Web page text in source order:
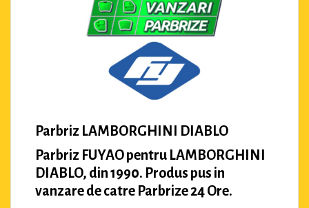
Parbriz LAMBORGHINI DIABLO
Parbriz FUYAO pentru LAMBORGHINI
DIABLO, din 1990. Produs pus in
vanzare de catre Parbrize 24 Ore.